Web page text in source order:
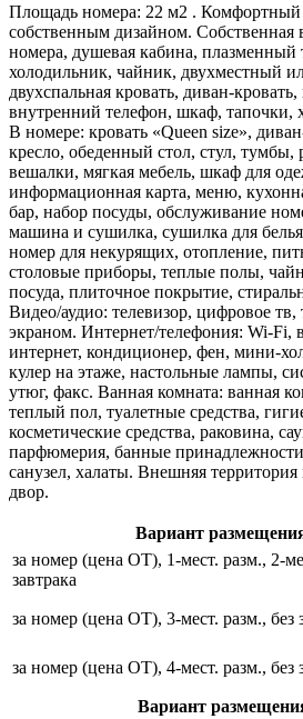
Площадь номера: 22 м2 .
собственным дизайном. Собственная
номера, душевая кабина, плазменный
холодильник, чайник, двухместный
двухспальная кровать, диван-
внутренний телефон, шкаф, тапочки,
В номере: кровать «Queen size»,
кресло, обеденный стол, стул, тумбы,
вешалки, мягкая мебель, шкаф для
информационная карта, меню,
бар, набор посуды, обслуживание
машина и сушилка, сушилка для
номер для некурящих, отопление,
столовые приборы, теплые полы,
посуда, плиточное покрытие,
Видео/аудио: телевизор, цифровое тв,
экраном. Интернет/телефония: Wi-Fi,
интернет, кондиционер, фен, мини-
кулер на этаже, настольные лампы,
утюг, факс. Ванная комната: ванная
теплый пол, туалетные средства,
косметические средства, раковина,
парфюмерия, банные
санузел, халаты. Внешняя
двор.
Вариант
за номер (цена ОТ), 1-мест. разм., 2-
завтрака
за номер (цена ОТ), 3-мест. разм., без
за номер (цена ОТ), 4-мест. разм., без
Вариант